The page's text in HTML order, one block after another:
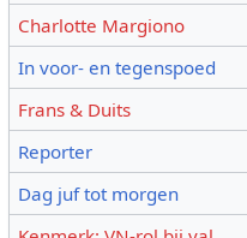
Charlotte Margiono
In voor- en tegenspoed
Frans & Duits
Reporter
Dag juf tot morgen